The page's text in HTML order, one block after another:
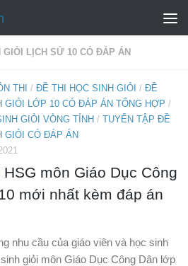
GIỎI LỊCH SỬ 10 CÓ ĐÁP ÁN
THI / ĐỀ THI HỌC SINH GIỎI / ĐỀ
GIỎI LỚP 10 CÓ ĐÁP ÁN TỔNG HỢP /
GIỎI VÒNG TỈNH / TUYỂN TẬP ĐỀ
GIỎI CÓ ĐÁP ÁN
môn Giáo Dục Công
mới nhất kèm đáp án
nhu cầu của giáo viên và học sinh
giỏi môn Giáo Dục Công Dân lớp